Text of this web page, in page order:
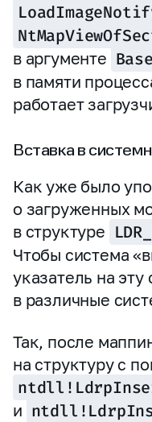
в аргументе
в памяти
работает
Вставка в
Как уже было
о загруженных
в структуре
Чтобы система
указатель на эту
в различные
Так, после
на структуру с
и